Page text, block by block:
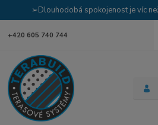
➢Dlouhodobá spokojenost je víc
+420 605 740 744